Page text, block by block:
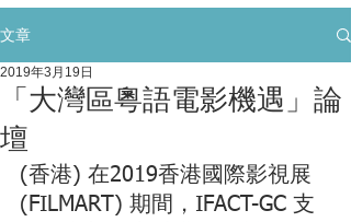
文章
「大灣區粵語電影機遇」論
壇
2019年3月19日
(香港) 在2019香港國際影視展
(FILMART) 期間，IFACT-GC 支